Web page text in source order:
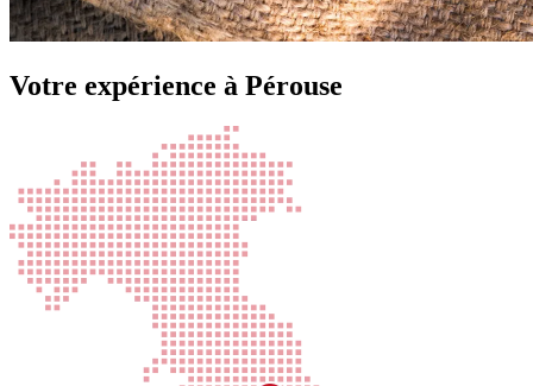
Votre expérience à Pérouse